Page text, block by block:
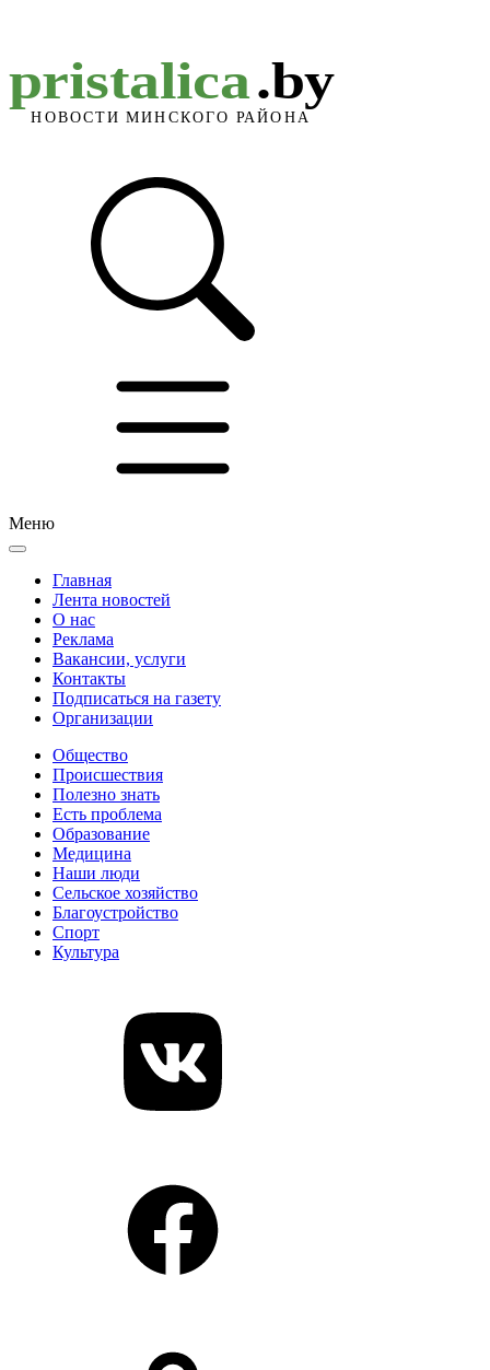
Меню
Главная
Лента новостей
О нас
Реклама
Вакансии, услуги
Контакты
Подписаться на газету
Организации
Общество
Происшествия
Полезно знать
Есть проблема
Образование
Медицина
Наши люди
Сельское хозяйство
Благоустройство
Спорт
Культура